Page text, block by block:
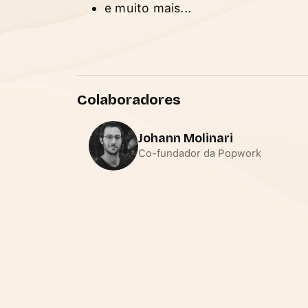
e muito mais...
Colaboradores
Johann Molinari
Co-fundador da Popwork